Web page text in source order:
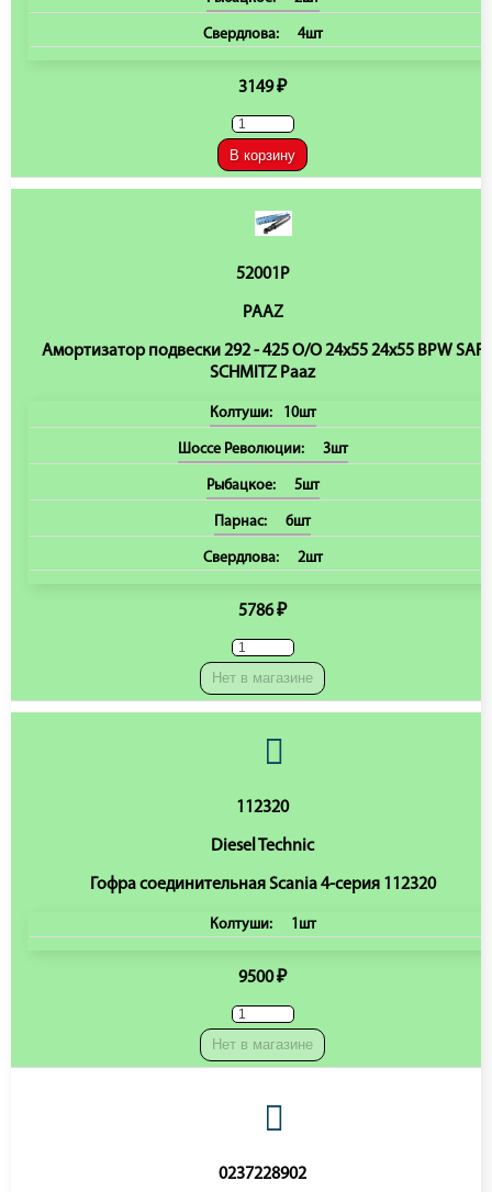
Свердлова: 4шт
3149 ₽
В корзину
52001P
PAAZ
Амортизатор подвески 292 - 425 O/O 24x55 24x55 BPW SAF
SCHMITZ Paaz
Колтуши: 10шт
Шоссе Революции: 3шт
Рыбацкое: 5шт
Парнас: 6шт
Свердлова: 2шт
5786 ₽
Нет в магазине
112320
Diesel Technic
Гофра соединительная Scania 4-серия 112320
Колтуши: 1шт
9500 ₽
Нет в магазине
0237228902